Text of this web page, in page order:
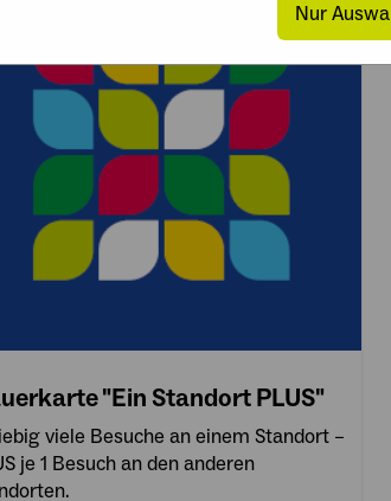
Nur
"Ein Standort PLUS"
viele Besuche an einem Standort –
je 1 Besuch an den anderen